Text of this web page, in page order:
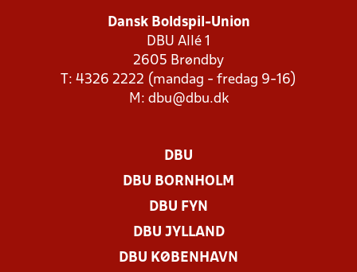
Dansk Boldspil-Union
DBU Allé 1
2605 Brøndby
T: 4326 2222 (mandag - fredag 9-16)
M: dbu@dbu.dk
DBU
DBU BORNHOLM
DBU FYN
DBU JYLLAND
DBU KØBENHAVN